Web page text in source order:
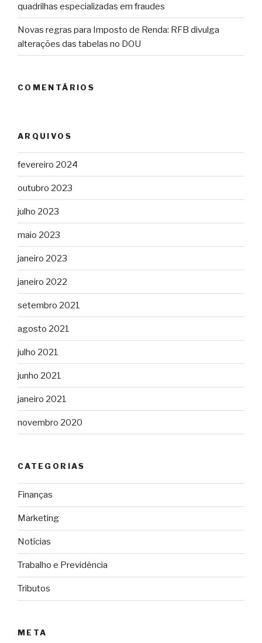
quadrilhas especializadas em fraudes
Novas regras para Imposto de Renda: RFB divulga
alterações das tabelas no DOU
COMENTÁRIOS
ARQUIVOS
fevereiro 2024
outubro 2023
julho 2023
maio 2023
janeiro 2023
janeiro 2022
setembro 2021
agosto 2021
julho 2021
junho 2021
janeiro 2021
novembro 2020
CATEGORIAS
Finanças
Marketing
Notícias
Trabalho e Previdência
Tributos
META